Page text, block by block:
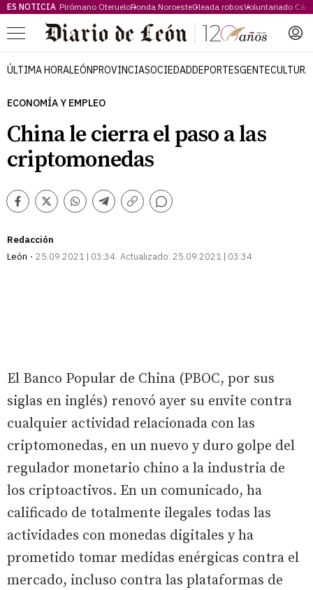
ES NOTICIA Pirómano OterueloRonda NoroesteOleada robosVoluntariado
Menú
ÚLTIMA HORALEÓNPROVINCIASOCIEDADDEPORTESGENTECULTURA
ECONOMÍA Y EMPLEO
China le cierra el paso a las
criptomonedas
Facebook
TwitterWhatsappTelegram
Copiar
Comentarios
Redacción
León
25.09.2021 | 03:34 Actualizado: 25.09.2021 | 03:34
El Banco Popular de China (PBOC, por sus
siglas en inglés) renovó ayer su envite contra
cualquier actividad relacionada con las
criptomonedas, en un nuevo y duro golpe del
regulador monetario chino a la industria de
los criptoactivos. En un comunicado, ha
calificado de totalmente ilegales todas las
actividades con monedas digitales y ha
prometido tomar medidas enérgicas contra el
mercado, incluso contra las plataformas de